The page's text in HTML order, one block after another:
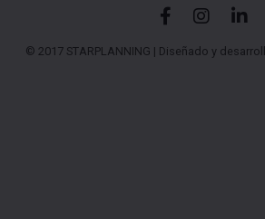
© 2017 STARPLANNING | Diseñado y